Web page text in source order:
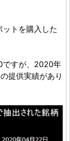
トを購入した
ですが、2020年
提供実績があり